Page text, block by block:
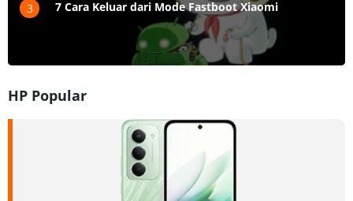
3 7 Cara Keluar dari Mode Fastboot Xiaomi
HP Popular